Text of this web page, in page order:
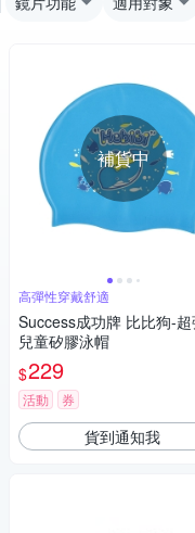
補貨中
高彈性穿戴舒適
Success成功牌 比比狗-超
兒童矽膠泳帽
$229
活動 券
貨到通知我